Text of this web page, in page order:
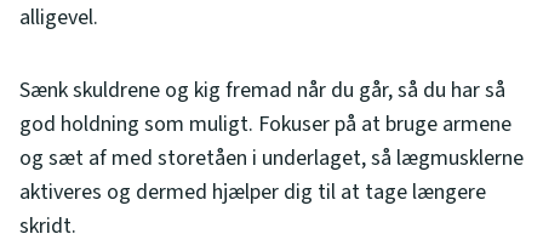
alligevel.
Sænk skuldrene og kig fremad når du går, så du har så
god holdning som muligt. Fokuser på at bruge armene
og sæt af med storetåen i underlaget, så lægmusklerne
aktiveres og dermed hjælper dig til at tage længere
skridt.